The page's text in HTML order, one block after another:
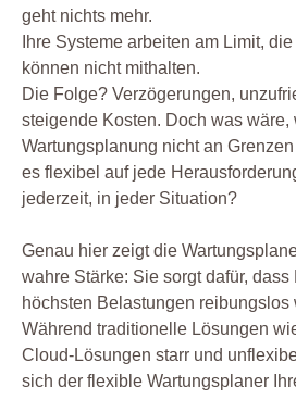
geht nichts mehr.
Ihre Systeme arbeiten am Limit,
können nicht mithalten.
Die Folge? Verzögerungen,
steigende Kosten. Doch was wäre,
Wartungsplanung nicht an
es flexibel auf jede
jederzeit, in jeder Situation?
Genau hier zeigt die
wahre Stärke: Sie sorgt dafür,
höchsten Belastungen reibungslos
Während traditionelle Lösungen
Cloud-Lösungen starr und
sich der flexible Wartungsplaner